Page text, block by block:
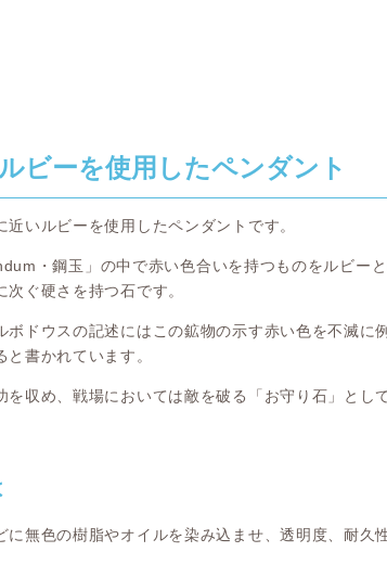
ビーを使用したペンダント
近いルビーを使用したペンダントです。
・鋼玉」の中で赤い色合いを持つものをルビー
ぐ硬さを持つ石です。
ボドウスの記述にはこの鉱物の示す赤い色を不滅に
書かれています。
を収め、戦場においては敵を破る「お守り石」とし
に無色の樹脂やオイルを染み込ませ、透明度、耐久